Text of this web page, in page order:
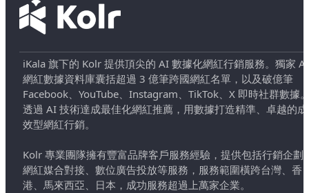
iKala 旗下的 Kolr 提供頂尖的 AI 數據化網紅行銷服務。獨家 AI
網紅數據資料庫囊括超過 3 億筆跨國網紅名單，以及破億筆
Facebook、YouTube、Instagram、TikTok、X 即時社群數據
透過 AI 技術達成最佳化網紅推薦，用數據打造精準、卓越的成
效型網紅行銷。
Kolr 專業團隊擁有豐富品牌客戶服務經驗，提供包括行銷企劃
網紅媒合對接、數位廣告投放等服務，服務範圍橫跨台灣、香
港、馬來西亞、日本，成功服務超過上萬家企業。